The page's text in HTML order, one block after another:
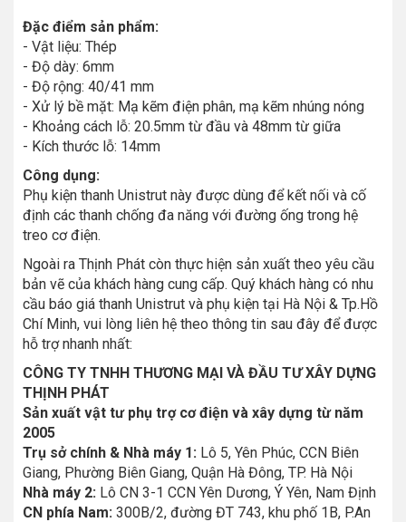
Đặc điểm sản phẩm:
- Vật liệu: Thép
- Độ dày: 6mm
- Độ rộng: 40/41 mm
- Xử lý bề mặt: Mạ kẽm điện phân, mạ kẽm nhúng nóng
- Khoảng cách lỗ: 20.5mm từ đầu và 48mm từ giữa
- Kích thước lỗ: 14mm
Công dụng:
Phụ kiện thanh Unistrut này được dùng để kết nối và cố
định các thanh chống đa năng với đường ống trong hệ
treo cơ điện.
Ngoài ra Thịnh Phát còn thực hiện sản xuất theo yêu cầu
bản vẽ của khách hàng cung cấp. Quý khách hàng có nhu
cầu báo giá thanh Unistrut và phụ kiện tại Hà Nội & Tp.Hồ
Chí Minh, vui lòng liên hệ theo thông tin sau đây để được
hỗ trợ nhanh nhất:
CÔNG TY TNHH THƯƠNG MẠI VÀ ĐẦU TƯ XÂY DỰNG
THỊNH PHÁT
Sản xuất vật tư phụ trợ cơ điện và xây dựng từ năm
2005
Trụ sở chính & Nhà máy 1: Lô 5, Yên Phúc, CCN Biên
Giang, Phường Biên Giang, Quận Hà Đông, TP. Hà Nội
Nhà máy 2: Lô CN 3-1 CCN Yên Dương, Ý Yên, Nam Định
CN phía Nam: 300B/2, đường ĐT 743, khu phố 1B, P.An